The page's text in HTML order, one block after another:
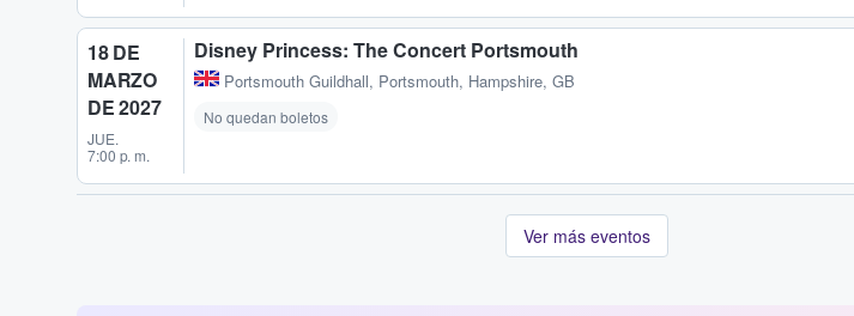
18 DE
MARZO
DE 2027
JUE.
7:00 p. m.
Disney Princess: The Concert Portsmouth
Portsmouth Guildhall, Portsmouth, Hampshire, GB
No quedan boletos
Ver más eventos